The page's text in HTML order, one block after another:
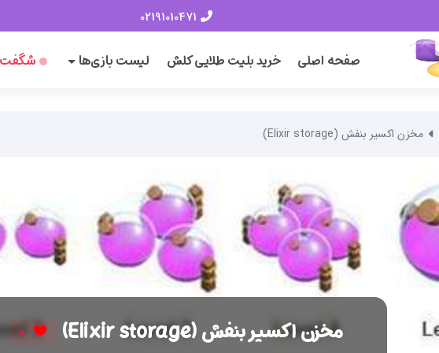
صفحه اصلی خرید بلیت طلایی کلش لیست بازی‌ها
مخزن اکسیر بنفش (Elixir storage)
مخزن اکسیر بنفش (Elixir storage) 0